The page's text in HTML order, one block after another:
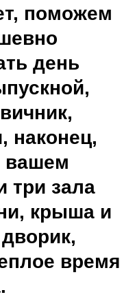
поможем
день
наконец,
вашем
три зала
крыша и
время